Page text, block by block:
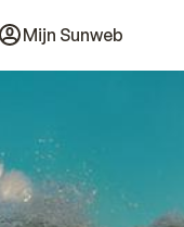
Mijn Sunweb